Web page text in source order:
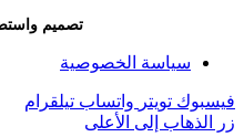
تصميم
سياسة الخصوصية
فيسبوك تويتر واتساب تيلقرام
زر الذهاب إلى الأعلى